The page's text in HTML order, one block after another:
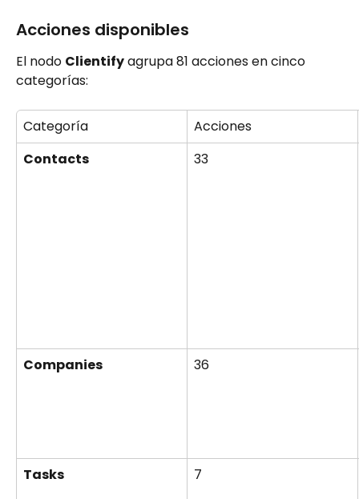
Acciones disponibles
El nodo Clientify agrupa 81 acciones en cinco
categorías:
Categoría
Acciones
Contacts
33
Companies 36
Tasks 7